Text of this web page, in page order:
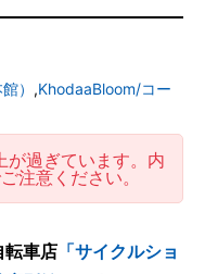
） ,KhodaaBloom/コー
が過ぎています。内
注意ください。
転車店 「サイクルショ